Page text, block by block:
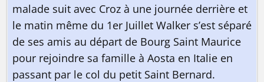
malade suit avec Croz à une journée derrière et
le matin même du 1er Juillet Walker s’est séparé
de ses amis au départ de Bourg Saint Maurice
pour rejoindre sa famille à Aosta en Italie en
passant par le col du petit Saint Bernard.